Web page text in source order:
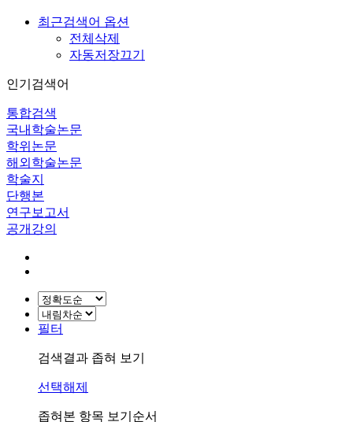
최근검색어 옵션
전체삭제
자동저장끄기
인기검색어
통합검색
국내학술논문
학위논문
해외학술논문
학술지
단행본
연구보고서
공개강의
필터
검색결과 좁혀 보기
선택해제
좁혀본 항목 보기순서